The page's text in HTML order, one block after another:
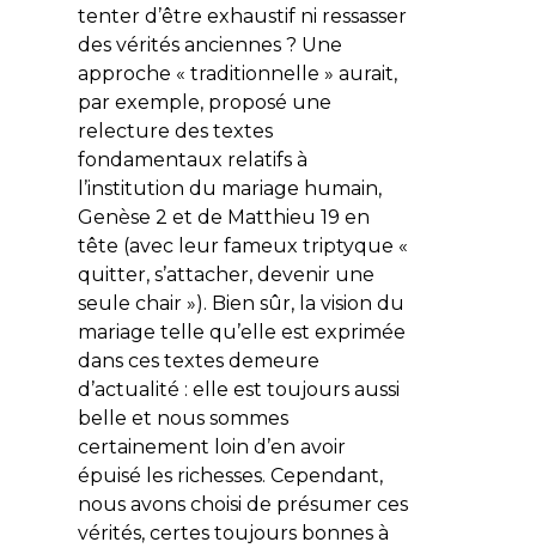
tenter d’être exhaustif ni ressasser
des vérités anciennes ? Une
approche « traditionnelle » aurait,
par exemple, proposé une
relecture des textes
fondamentaux relatifs à
l’institution du mariage humain,
Genèse 2 et de Matthieu 19 en
tête (avec leur fameux triptyque «
quitter, s’attacher, devenir une
seule chair»). Bien sûr, la vision du
mariage telle qu’elle est exprimée
dans ces textes demeure
d’actualité : elle est toujours aussi
belle et nous sommes
certainement loin d’en avoir
épuisé les richesses. Cependant,
nous avons choisi de présumer ces
vérités, certes toujours bonnes à